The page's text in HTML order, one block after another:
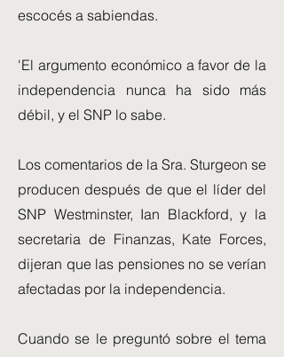
escocés a sabiendas.
'El argumento económico a favor de la
independencia nunca ha sido más
débil, y el SNP lo sabe.
Los comentarios de la Sra. Sturgeon se
producen después de que el líder del
SNP Westminster, Ian Blackford, y la
secretaria de Finanzas, Kate Forces,
dijeran que las pensiones no se verían
afectadas por la independencia.
Cuando se le preguntó sobre el tema